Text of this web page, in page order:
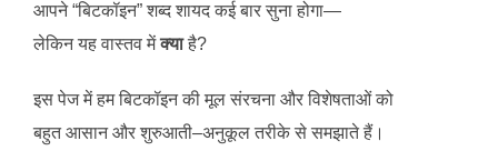
आपने “बिटकॉइन” शब्द शायद कई बार सुना होगा—
लेकिन यह वास्तव मेंक्याहै?
इस पेज में हम बिटकॉइन की मूल संरचना और विशेषताओं को
बहुत आसान और शुरुआती–अनुकूल तरीके से समझाते हैं।